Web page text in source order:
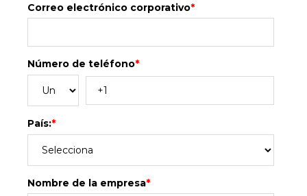
Correo electrónico corporativo*
Número de teléfono*
País:*
Nombre de la empresa*